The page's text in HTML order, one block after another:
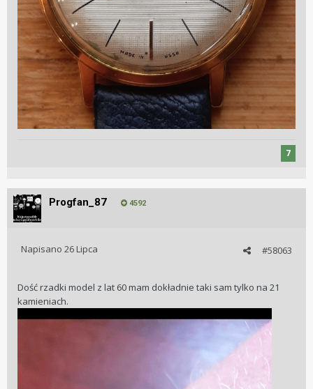
7
Progfan_87 4592
#58063
Napisano 26 Lipca
Dość rzadki model z lat 60 mam dokładnie taki sam tylko na 21
kamieniach.